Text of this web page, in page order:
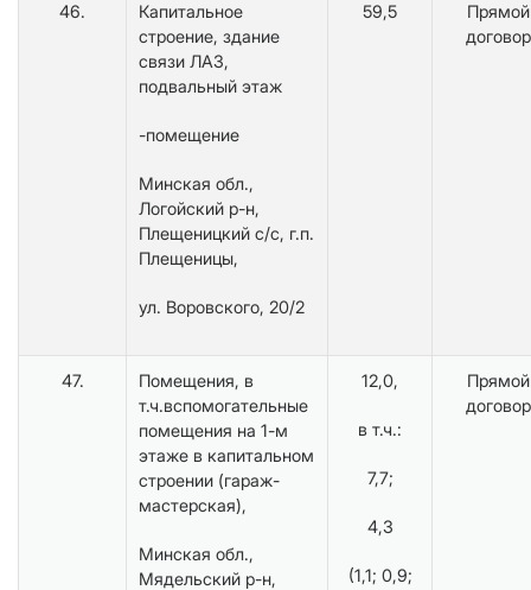
46.
Капитальное
строение, здание
связи ЛАЗ,
подвальный этаж
-помещение
Минская обл.,
Логойский р-н,
Плещеницкий с/с, г.п.
Плещеницы,
ул. Воровского, 20/2
59,5
Прямой
договор
47.
Помещения, в
т.ч.вспомогательные
помещения на 1-м
этаже в капитальном
строении (гараж-
мастерская),
Минская обл.,
Мядельский р-н,
12,0,
в т.ч.:
7,7;
4,3
(1,1; 0,9;
Прямой
договор